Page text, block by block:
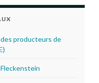
producteurs de